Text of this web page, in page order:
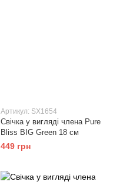
Артикул: SX1654
Свічка у вигляді члена Pure
Bliss BIG Green 18 см
449 грн